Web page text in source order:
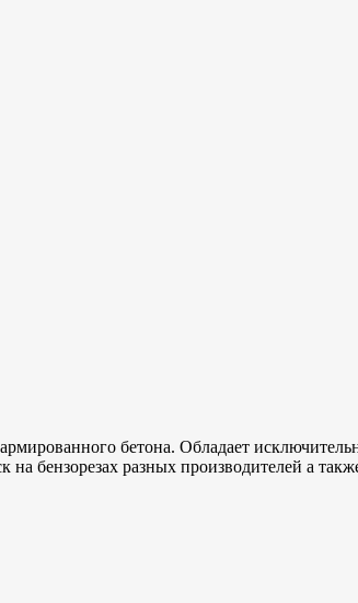
бетона. Обладает
бензорезах разных производителей а